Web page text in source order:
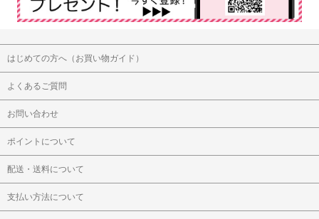
はじめての方へ（お買い物ガイド）
よくあるご質問
お問い合わせ
ポイントについて
配送・送料について
支払い方法について